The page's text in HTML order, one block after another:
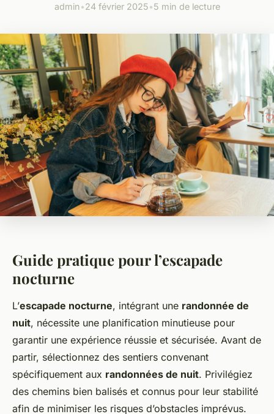
admin•24 février 2025•5 min de lecture
Guide pratique pour l’escapade
nocturne
L’escapade nocturne, intégrant une randonnée de
nuit, nécessite une planification minutieuse pour
garantir une expérience réussie et sécurisée. Avant de
partir, sélectionnez des sentiers convenant
spécifiquement aux randonnées de nuit. Privilégiez
des chemins bien balisés et connus pour leur stabilité
afin de minimiser les risques d’obstacles imprévus.